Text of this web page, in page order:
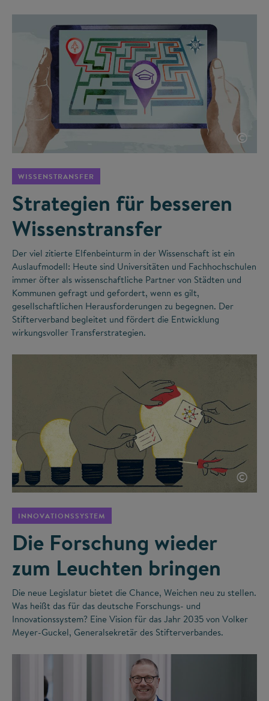
©
WISSENSTRANSFER
Strategien für besseren
Wissenstransfer
Der viel zitierte Elfenbeinturm in der Wissenschaft ist ein
Auslaufmodell: Heute sind Universitäten und Fachhochschulen
immer öfter als wissenschaftliche Partner von Städten und
Kommunen gefragt und gefordert, wenn es gilt,
gesellschaftlichen Herausforderungen zu begegnen. Der
Stifterverband begleitet und fördert die Entwicklung
wirkungsvoller Transferstrategien.
©
INNOVATIONSSYSTEM
Die Forschung wieder
zum Leuchten bringen
Die neue Legislatur bietet die Chance, Weichen neu zu stellen.
Was heißt das für das deutsche Forschungs- und
Innovationssystem? Eine Vision für das Jahr 2035 von Volker
Meyer-Guckel, Generalsekretär des Stifterverbandes.